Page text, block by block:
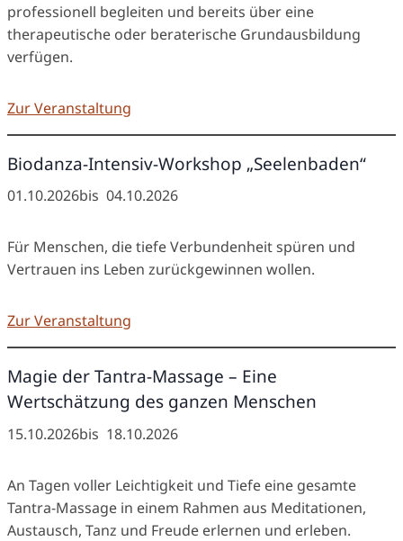
professionell begleiten und bereits über eine
therapeutische oder beraterische Grundausbildung
verfügen.
Zur Veranstaltung
Biodanza-Intensiv-Workshop „Seelenbaden“
01.10.2026bis 04.10.2026
Für Menschen, die tiefe Verbundenheit spüren und
Vertrauen ins Leben zurückgewinnen wollen.
Zur Veranstaltung
Magie der Tantra-Massage – Eine
Wertschätzung des ganzen Menschen
15.10.2026bis 18.10.2026
An Tagen voller Leichtigkeit und Tiefe eine gesamte
Tantra-Massage in einem Rahmen aus Meditationen,
Austausch, Tanz und Freude erlernen und erleben.